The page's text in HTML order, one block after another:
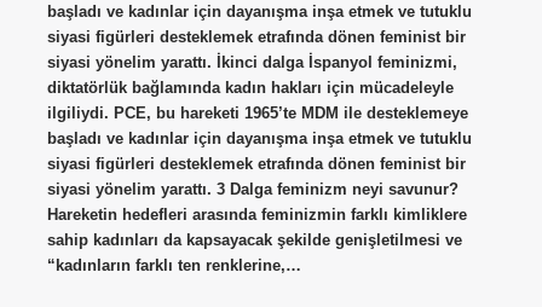
başladı ve kadınlar için dayanışma inşa etmek ve tutuklu
siyasi figürleri desteklemek etrafında dönen feminist bir
siyasi yönelim yarattı. İkinci dalga İspanyol feminizmi,
diktatörlük bağlamında kadın hakları için mücadeleyle
ilgiliydi. PCE, bu hareketi 1965’te MDM ile desteklemeye
başladı ve kadınlar için dayanışma inşa etmek ve tutuklu
siyasi figürleri desteklemek etrafında dönen feminist bir
siyasi yönelim yarattı. 3 Dalga feminizm neyi savunur?
Hareketin hedefleri arasında feminizmin farklı kimliklere
sahip kadınları da kapsayacak şekilde genişletilmesi ve
“kadınların farklı ten renklerine,…